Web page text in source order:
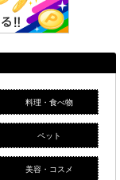
料理・食べ物
ペット
美容・コスメ